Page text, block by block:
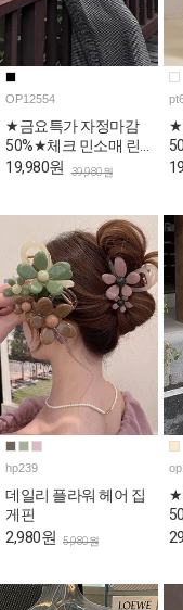
OP12554
★금요특가 자정마감
50%★체크 민소매 린
넨 롱 원피스
19,980원 39,980원
★
hp239
데일리 플라워 헤어 집
게핀
2,980원 5,980원
★